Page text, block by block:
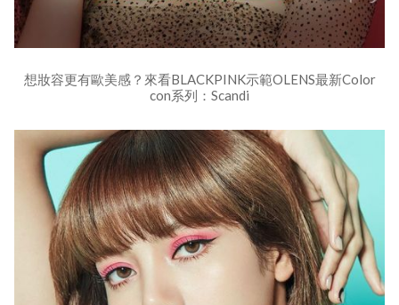
想妝容更有歐美感？來看BLACKPINK示範OLENS最新Color
con系列：Scandi